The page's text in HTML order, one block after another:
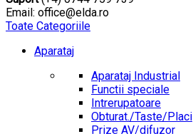
Email: office@elda.ro
Toate Categoriile
Aparataj
Aparataj Industrial
Functii speciale
Intrerupatoare
Obturat./Taste/Placi
Prize AV/difuzor